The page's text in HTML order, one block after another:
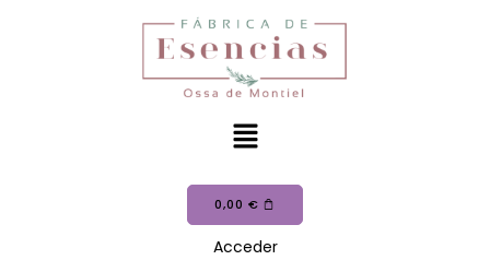
0,00 €
Acceder